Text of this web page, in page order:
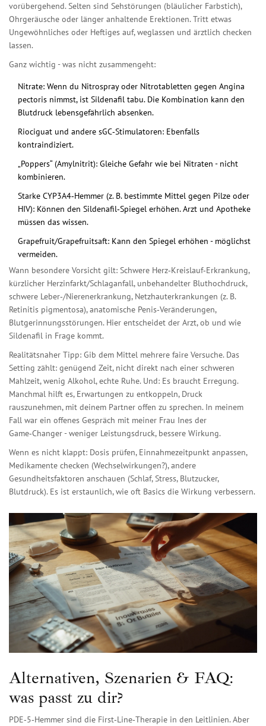
vorübergehend. Selten sind Sehstörungen (bläulicher Farbstich),
Ohrgeräusche oder länger anhaltende Erektionen. Tritt etwas
Ungewöhnliches oder Heftiges auf, weglassen und ärztlich checken
lassen.
Ganz wichtig - was nicht zusammengeht:
Nitrate: Wenn du Nitrospray oder Nitrotabletten gegen Angina
pectoris nimmst, ist Sildenafil tabu. Die Kombination kann den
Blutdruck lebensgefährlich absenken.
Riociguat und andere sGC‑Stimulatoren: Ebenfalls
kontraindiziert.
„Poppers“ (Amylnitrit): Gleiche Gefahr wie bei Nitraten - nicht
kombinieren.
Starke CYP3A4‑Hemmer (z. B. bestimmte Mittel gegen Pilze oder
HIV): Können den Sildenafil‑Spiegel erhöhen. Arzt und Apotheke
müssen das wissen.
Grapefruit/Grapefruitsaft: Kann den Spiegel erhöhen - möglichst
vermeiden.
Wann besondere Vorsicht gilt: Schwere Herz‑Kreislauf‑Erkrankung,
kürzlicher Herzinfarkt/Schlaganfall, unbehandelter Bluthochdruck,
schwere Leber‑/Nierenerkrankung, Netzhauterkrankungen (z. B.
Retinitis pigmentosa), anatomische Penis‑Veränderungen,
Blutgerinnungsstörungen. Hier entscheidet der Arzt, ob und wie
Sildenafil in Frage kommt.
Realitätsnaher Tipp: Gib dem Mittel mehrere faire Versuche. Das
Setting zählt: genügend Zeit, nicht direkt nach einer schweren
Mahlzeit, wenig Alkohol, echte Ruhe. Und: Es braucht Erregung.
Manchmal hilft es, Erwartungen zu entkoppeln, Druck
rauszunehmen, mit deinem Partner offen zu sprechen. In meinem
Fall war ein offenes Gespräch mit meiner Frau Ines der
Game‑Changer - weniger Leistungsdruck, bessere Wirkung.
Wenn es nicht klappt: Dosis prüfen, Einnahmezeitpunkt anpassen,
Medikamente checken (Wechselwirkungen?), andere
Gesundheitsfaktoren anschauen (Schlaf, Stress, Blutzucker,
Blutdruck). Es ist erstaunlich, wie oft Basics die Wirkung verbessern.
Alternativen, Szenarien & FAQ:
was passt zu dir?
PDE‑5‑Hemmer sind die First‑Line‑Therapie in den Leitlinien. Aber